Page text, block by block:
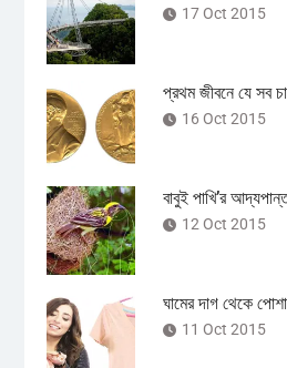
17 Oct 2015
প্রথম জীবনে যে সব
16 Oct 2015
বাবুই পাখি’র
12 Oct 2015
ঘামের দাগ থেকে
11 Oct 2015